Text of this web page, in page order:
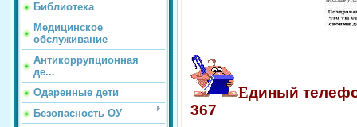
Библиотека
Медицинское
обслуживание
Антикоррупционная
де...
Одаренные дети
Безопасность ОУ
Единый
367